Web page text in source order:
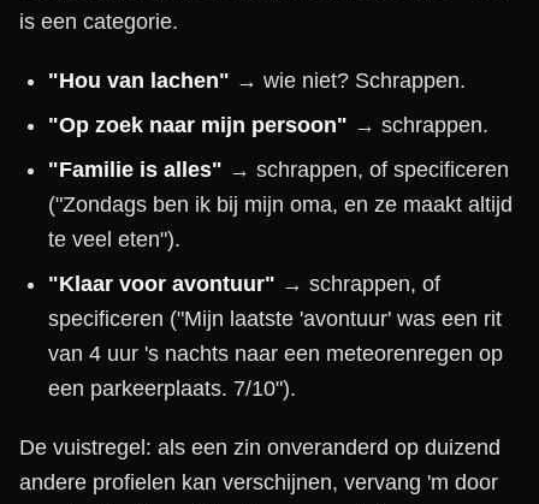
is een categorie.
"Hou van lachen" → wie niet? Schrappen.
"Op zoek naar mijn persoon" → schrappen.
"Familie is alles" → schrappen, of specificeren
("Zondags ben ik bij mijn oma, en ze maakt altijd
te veel eten").
"Klaar voor avontuur" → schrappen, of
specificeren ("Mijn laatste 'avontuur' was een rit
van 4 uur 's nachts naar een meteorenregen op
een parkeerplaats. 7/10").
De vuistregel: als een zin onveranderd op duizend
andere profielen kan verschijnen, vervang 'm door